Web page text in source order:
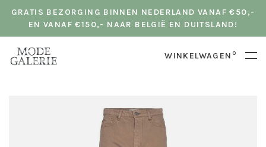
GRATIS BEZORGING BINNEN NEDERLAND VANAF €50,-
EN VANAF €150,- NAAR BELGIË EN DUITSLAND!
WINKELWAGEN 0